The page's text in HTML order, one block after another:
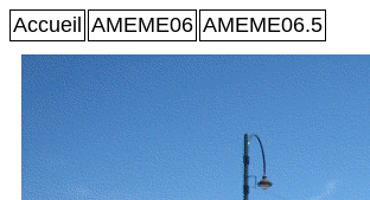
Accueil AMEME06 AMEME06.5